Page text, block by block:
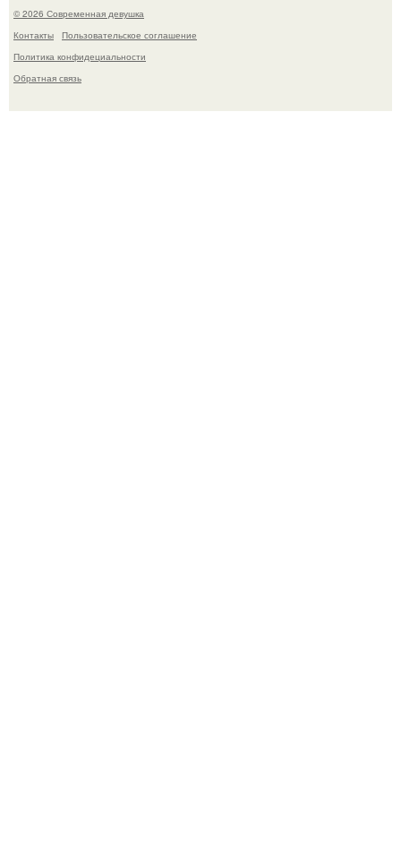
© 2026 Современная девушка
Контакты
Пользовательское соглашение
Политика конфидециальности
Обратная связь